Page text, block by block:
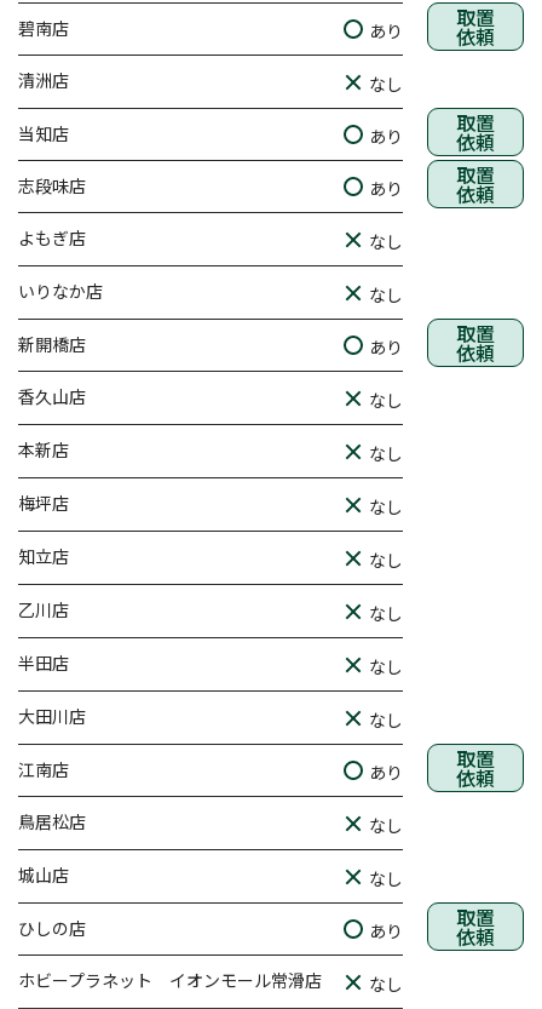
碧南店 あり 取置
依頼
清洲店 なし
当知店 あり 取置
依頼
志段味店 あり 取置
依頼
よもぎ店 なし
いりなか店 なし
新開橋店 あり 取置
依頼
香久山店 なし
本新店 なし
梅坪店 なし
知立店 なし
乙川店 なし
半田店 なし
大田川店 なし
江南店 あり 取置
依頼
鳥居松店 なし
城山店 なし
ひしの店 あり 取置
依頼
ホビープラネット イオンモール常滑店 なし